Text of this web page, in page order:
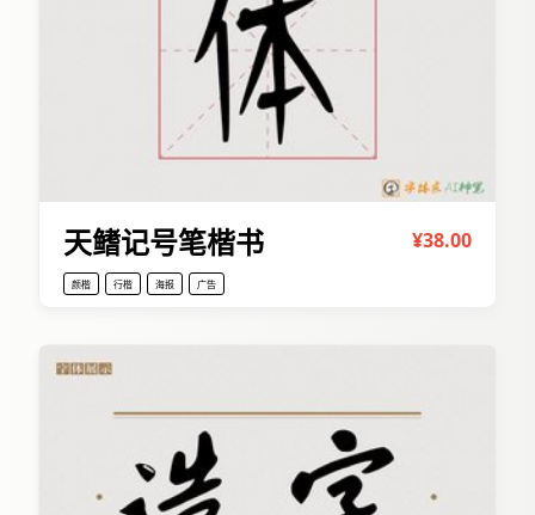
天鳍记号笔楷书 ¥38.00
颜楷 行楷 海报 广告